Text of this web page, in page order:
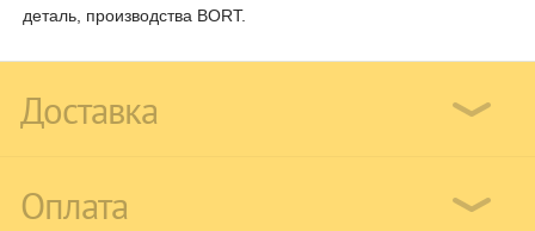
деталь, производства BORT.
Доставка
Оплата